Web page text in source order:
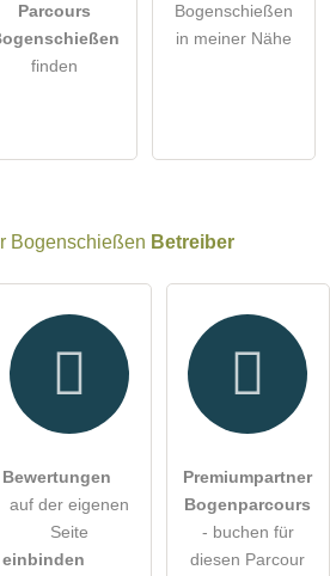
habe ich zur Kenntnis genommen.
Abbrechen
Sie, öffentliche Fragen sind
Parcours
finden
Bogenschießen
in meiner Nähe
Bogenschießen Betreiber
Bewertungen
auf der eigenen
Seite
einbinden
Premiumpartner
Bogenparcours
- buchen für
diesen Parcour